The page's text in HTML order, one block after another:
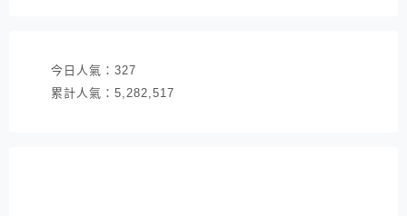
今日人氣： 327
累計人氣： 5,282,517